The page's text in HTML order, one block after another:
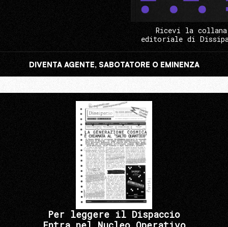
Ricevi la collana
editoriale di
DIVENTA AGENTE, SABOTATORE O EMINENZA
Per leggere il Dispaccio